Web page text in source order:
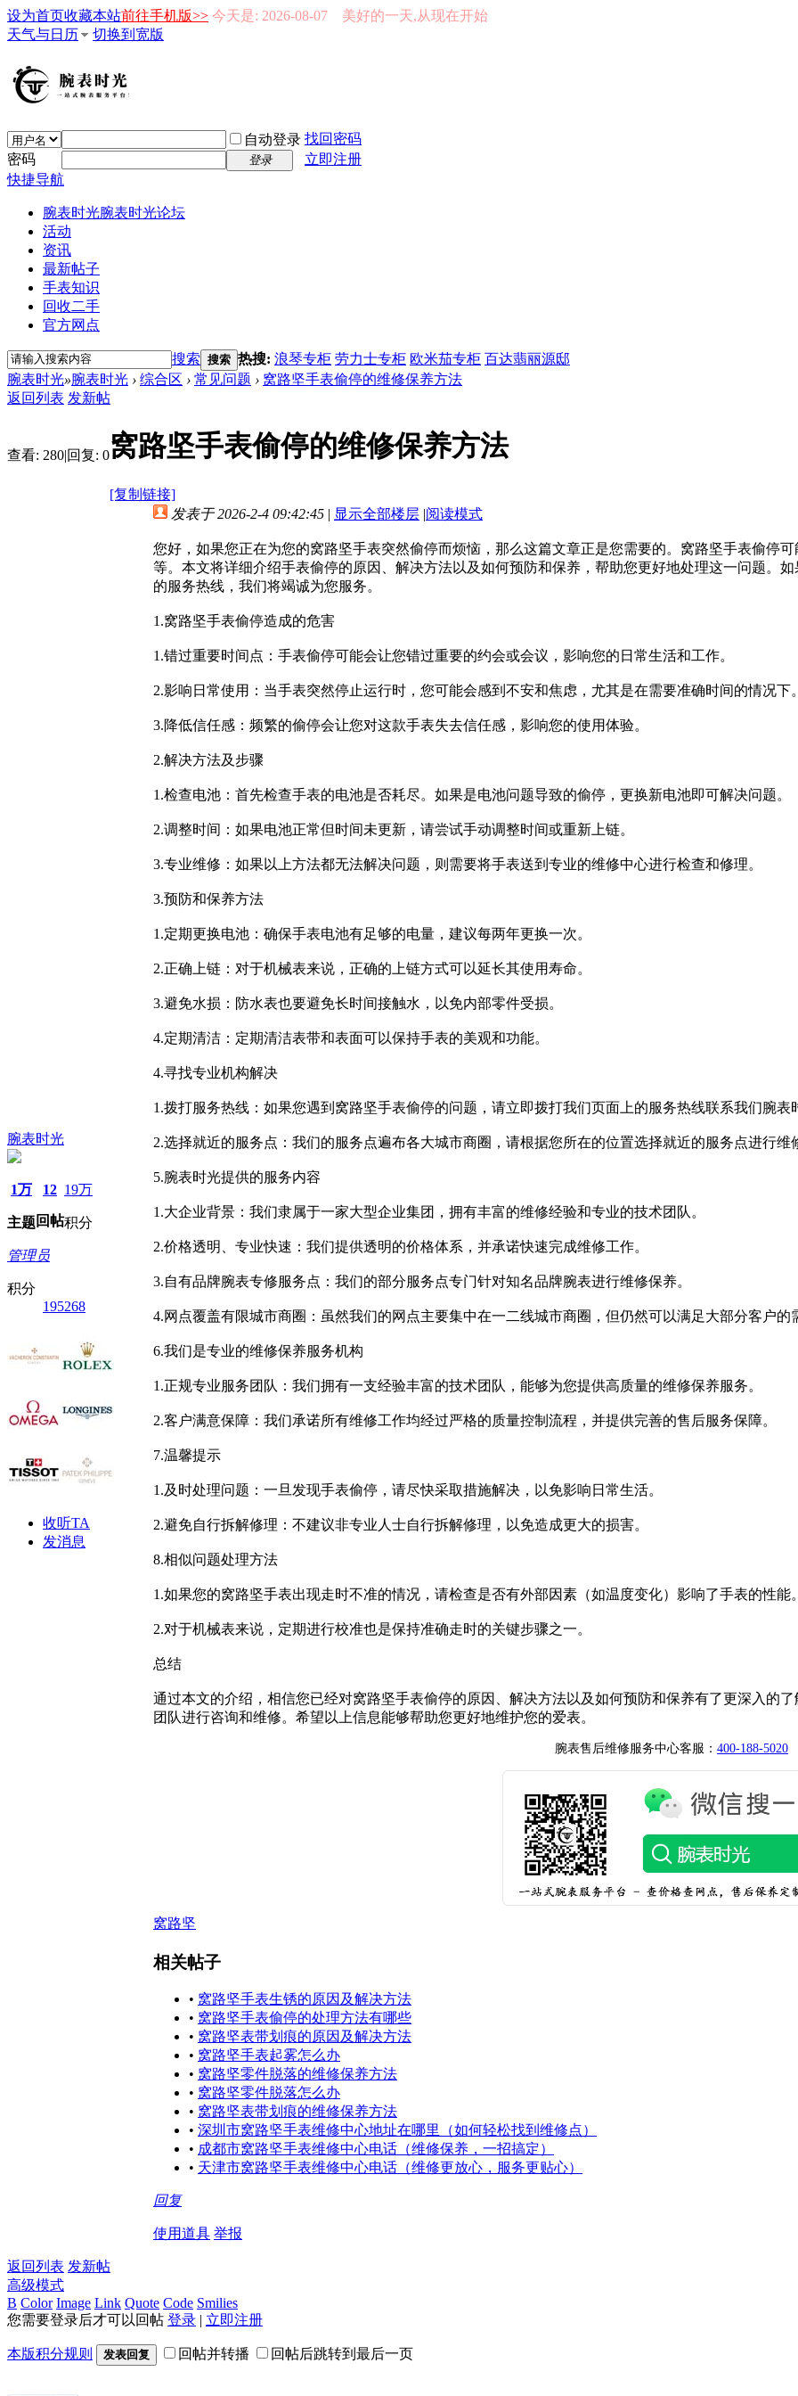
设为首页收藏本站前往手机版>> 今天是: 2026-08-07 美好的一天,从现在开始
天气与日历
切换到宽版
自动登录 找回密码
密码
登录
立即注册
快捷导航
腕表时光腕表时光论坛
活动
资讯
最新帖子
手表知识
回收二手
官方网点
搜索 搜索 热搜: 浪琴专柜 劳力士专柜 欧米茄专柜 百达翡丽源邸
腕表时光»腕表时光 › 综合区 › 常见问题 › 窝路坚手表偷停的维修保养方法
返回列表 发新帖
查看: 280|回复: 0窝路坚手表偷停的维修保养方法
[复制链接]
腕表时光
1万
主题
12
回帖
19万
积分
管理员
积分
195268
收听TA
发消息
发表于 2026-2-4 09:42:45 | 显示全部楼层 |阅读模式
您好，如果您正在为您的窝路坚手表突然偷停而烦恼，那么这篇文章正是您需要的。窝路坚手表偷停
等。本文将详细介绍手表偷停的原因、解决方法以及如何预防和保养，帮助您更好地处理这一问题。
的服务热线，我们将竭诚为您服务。
1.窝路坚手表偷停造成的危害
1.错过重要时间点：手表偷停可能会让您错过重要的约会或会议，影响您的日常生活和工作。
2.影响日常使用：当手表突然停止运行时，您可能会感到不安和焦虑，尤其是在需要准确时间的情况下。
3.降低信任感：频繁的偷停会让您对这款手表失去信任感，影响您的使用体验。
2.解决方法及步骤
1.检查电池：首先检查手表的电池是否耗尽。如果是电池问题导致的偷停，更换新电池即可解决问题。
2.调整时间：如果电池正常但时间未更新，请尝试手动调整时间或重新上链。
3.专业维修：如果以上方法都无法解决问题，则需要将手表送到专业的维修中心进行检查和修理。
3.预防和保养方法
1.定期更换电池：确保手表电池有足够的电量，建议每两年更换一次。
2.正确上链：对于机械表来说，正确的上链方式可以延长其使用寿命。
3.避免水损：防水表也要避免长时间接触水，以免内部零件受损。
4.定期清洁：定期清洁表带和表面可以保持手表的美观和功能。
4.寻找专业机构解决
1.拨打服务热线：如果您遇到窝路坚手表偷停的问题，请立即拨打我们页面上的服务热线联系我们腕表
2.选择就近的服务点：我们的服务点遍布各大城市商圈，请根据您所在的位置选择就近的服务点进行维
5.腕表时光提供的服务内容
1.大企业背景：我们隶属于一家大型企业集团，拥有丰富的维修经验和专业的技术团队。
2.价格透明、专业快速：我们提供透明的价格体系，并承诺快速完成维修工作。
3.自有品牌腕表专修服务点：我们的部分服务点专门针对知名品牌腕表进行维修保养。
4.网点覆盖有限城市商圈：虽然我们的网点主要集中在一二线城市商圈，但仍然可以满足大部分客户的
6.我们是专业的维修保养服务机构
1.正规专业服务团队：我们拥有一支经验丰富的技术团队，能够为您提供高质量的维修保养服务。
2.客户满意保障：我们承诺所有维修工作均经过严格的质量控制流程，并提供完善的售后服务保障。
7.温馨提示
1.及时处理问题：一旦发现手表偷停，请尽快采取措施解决，以免影响日常生活。
2.避免自行拆解修理：不建议非专业人士自行拆解修理，以免造成更大的损害。
8.相似问题处理方法
1.如果您的窝路坚手表出现走时不准的情况，请检查是否有外部因素（如温度变化）影响了手表的性能。
2.对于机械表来说，定期进行校准也是保持准确走时的关键步骤之一。
总结
通过本文的介绍，相信您已经对窝路坚手表偷停的原因、解决方法以及如何预防和保养有了更深入的
团队进行咨询和维修。希望以上信息能够帮助您更好地维护您的爱表。
腕表售后维修服务中心客服： 400-188-5020
窝路坚
相关帖子
• 窝路坚手表生锈的原因及解决方法
• 窝路坚手表偷停的处理方法有哪些
• 窝路坚表带划痕的原因及解决方法
• 窝路坚手表起雾怎么办
• 窝路坚零件脱落的维修保养方法
• 窝路坚零件脱落怎么办
• 窝路坚表带划痕的维修保养方法
• 深圳市窝路坚手表维修中心地址在哪里（如何轻松找到维修点）
• 成都市窝路坚手表维修中心电话（维修保养，一招搞定）
• 天津市窝路坚手表维修中心电话（维修更放心，服务更贴心）
回复
使用道具 举报
返回列表 发新帖
高级模式
B Color Image Link Quote Code Smilies
您需要登录后才可以回帖 登录 | 立即注册
本版积分规则 发表回复 回帖并转播 回帖后跳转到最后一页